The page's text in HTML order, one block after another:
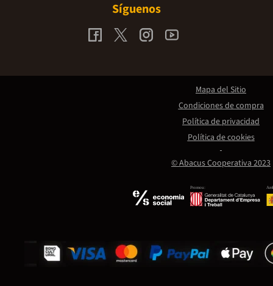
Síguenos
Promou:
© Abacus Cooperativa 2023
Mapa del Sitio
Condiciones de compra
Política de privacidad
Política de cookies